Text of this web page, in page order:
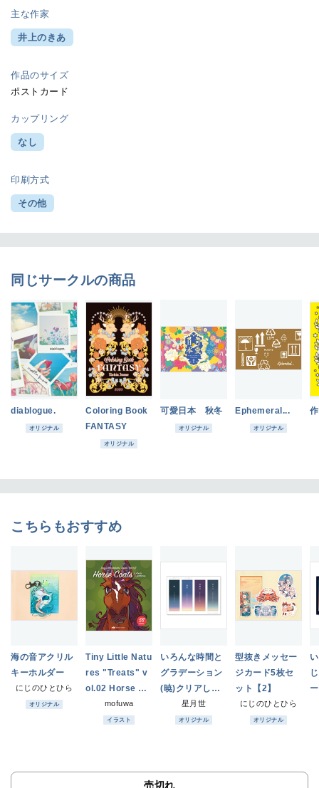
主な作家
井上のきあ
作品のサイズ
ポストカード
カップリング
なし
印刷方式
その他
同じサークルの商品
diablogue.
オリジナル
Coloring Book
FANTASY
オリジナル
可愛日本 秋冬
オリジナル
Ephemeral...
オリジナル
こちらもおすすめ
海の音アクリル
キーホルダー
にじのひとひら
オリジナル
Tiny Little Natu
res "Treats" v
ol.02 Horse Co
mofuwa
イラスト
いろんな時間と
グラデーション
(暁)クリアしお
星月世
オリジナル
型抜きメッセー
ジカード5枚セ
ット【2】
にじのひとひら
オリジナル
売切れ